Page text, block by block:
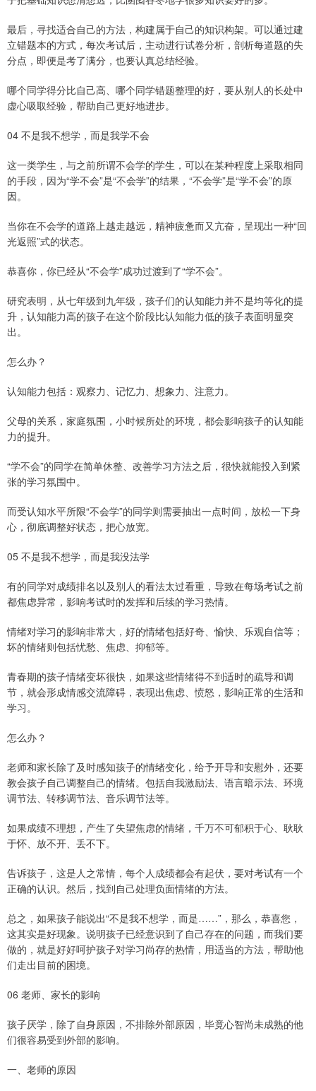
最后，寻找适合自己的方法，构建属于自己的知识构架。可以通过建
立错题本的方式，每次考试后，主动进行试卷分析，剖析每道题的失
分点，即便是考了满分，也要认真总结经验。
哪个同学得分比自己高、哪个同学错题整理的好，要从别人的长处中
虚心吸取经验，帮助自己更好地进步。
04 不是我不想学，而是我学不会
这一类学生，与之前所谓不会学的学生，可以在某种程度上采取相同
的手段，因为“学不会”是“不会学”的结果，“不会学”是“学不会”的原
因。
当你在不会学的道路上越走越远，精神疲惫而又亢奋，呈现出一种“回
光返照”式的状态。
恭喜你，你已经从“不会学”成功过渡到了“学不会”。
研究表明，从七年级到九年级，孩子们的认知能力并不是均等化的提
升，认知能力高的孩子在这个阶段比认知能力低的孩子表面明显突
出。
怎么办？
认知能力包括：观察力、记忆力、想象力、注意力。
父母的关系，家庭氛围，小时候所处的环境，都会影响孩子的认知能
力的提升。
“学不会”的同学在简单休整、改善学习方法之后，很快就能投入到紧
张的学习氛围中。
而受认知水平所限“不会学”的同学则需要抽出一点时间，放松一下身
心，彻底调整好状态，把心放宽。
05 不是我不想学，而是我没法学
有的同学对成绩排名以及别人的看法太过看重，导致在每场考试之前
都焦虑异常，影响考试时的发挥和后续的学习热情。
情绪对学习的影响非常大，好的情绪包括好奇、愉快、乐观自信等；
坏的情绪则包括忧愁、焦虑、抑郁等。
青春期的孩子情绪变坏很快，如果这些情绪得不到适时的疏导和调
节，就会形成情感交流障碍，表现出焦虑、愤怒，影响正常的生活和
学习。
怎么办？
老师和家长除了及时感知孩子的情绪变化，给予开导和安慰外，还要
教会孩子自己调整自己的情绪。包括自我激励法、语言暗示法、环境
调节法、转移调节法、音乐调节法等。
如果成绩不理想，产生了失望焦虑的情绪，千万不可郁积于心、耿耿
于怀、放不开、丢不下。
告诉孩子，这是人之常情，每个人成绩都会有起伏，要对考试有一个
正确的认识。然后，找到自己处理负面情绪的方法。
总之，如果孩子能说出“不是我不想学，而是……”，那么，恭喜您，
这其实是好现象。说明孩子已经意识到了自己存在的问题，而我们要
做的，就是好好呵护孩子对学习尚存的热情，用适当的方法，帮助他
们走出目前的困境。
06 老师、家长的影响
孩子厌学，除了自身原因，不排除外部原因，毕竟心智尚未成熟的他
们很容易受到外部的影响。
一、老师的原因